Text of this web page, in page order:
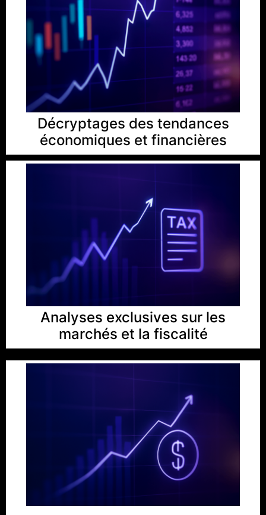
Décryptages des tendances
économiques et financières
Analyses exclusives sur les
marchés et la fiscalité